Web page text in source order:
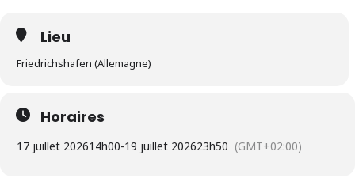
Lieu
Friedrichshafen (Allemagne)
Horaires
17 juillet 202614h00-19 juillet 202623h50 (GMT+02:00)